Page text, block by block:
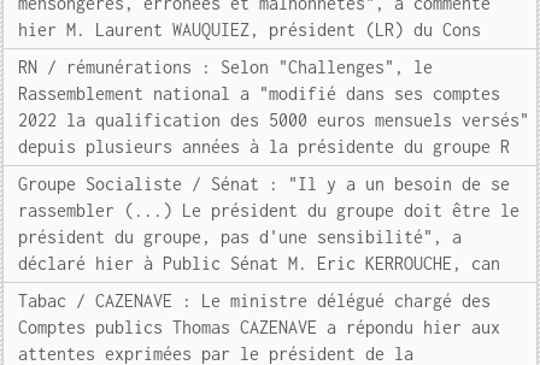
hier M. Laurent WAUQUIEZ, président (LR) du Cons
RN / rémunérations : Selon "Challenges", le
Rassemblement national a "modifié dans ses comptes
2022 la qualification des 5000 euros mensuels versés"
depuis plusieurs années à la présidente du groupe R
Groupe Socialiste / Sénat : "Il y a un besoin de se
rassembler (...) Le président du groupe doit être le
président du groupe, pas d'une sensibilité", a
déclaré hier à Public Sénat M. Eric KERROUCHE, can
Tabac / CAZENAVE : Le ministre délégué chargé des
Comptes publics Thomas CAZENAVE a répondu hier aux
attentes exprimées par le président de la